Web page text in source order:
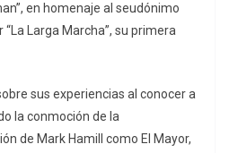
en homenaje al seudónimo
Larga Marcha”, su primera
sus experiencias al conocer a
la conmoción de la
de Mark Hamill como El Mayor,